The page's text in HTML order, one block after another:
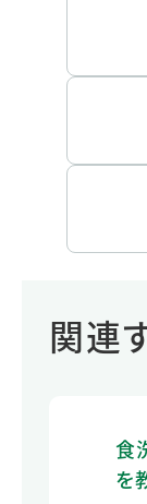
関連
食
を